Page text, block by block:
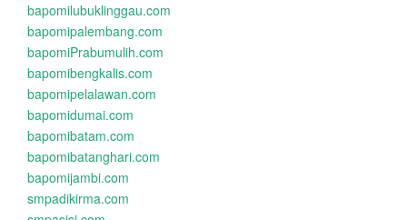
bapomilubuklinggau.com
bapomipalembang.com
bapomiPrabumulih.com
bapomibengkalis.com
bapomipelalawan.com
bapomidumai.com
bapomibatam.com
bapomibatanghari.com
bapomijambi.com
smpadikirma.com